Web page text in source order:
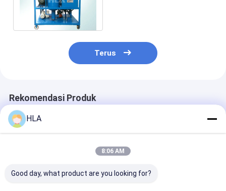
Terus
Rekomendasi Produk
HLA
8:06 AM
Good day, what product are you looking for?